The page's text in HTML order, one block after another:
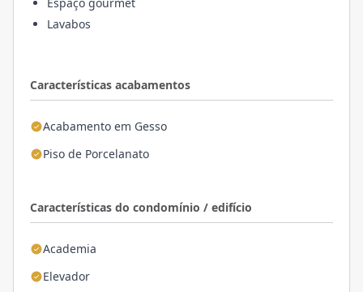
Características acabamentos
Acabamento em Gesso
Piso de Porcelanato
Características do condomínio / edifício
Academia
Elevador
Espaço gourmet
Lavabos